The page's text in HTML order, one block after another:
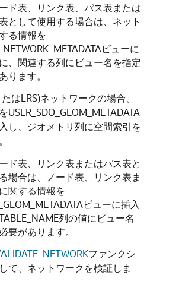
ド表、リンク表、パス表または
として使用する場合は、ネット
る情報を
ビューに
、関連する列にビュー名を指定
ります。
はLRS)ネットワークの場合、
USER_SDO_GEOM_METADATA
し、ジオメトリ列に空間索引を
ド表、リンク表またはパス表と
場合は、ノード表、リンク表ま
関する情報を
ビューに挿入
列の値にビュー名
要があります。
ファンクシ
て、ネットワークを検証しま